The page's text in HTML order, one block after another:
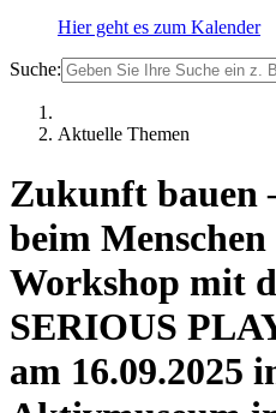
Hier geht es zum Kalender
Suche:
Aktuelle Themen
Zukunft bauen
beim
Workshop mit
SERIOUS
am 16.09.2025